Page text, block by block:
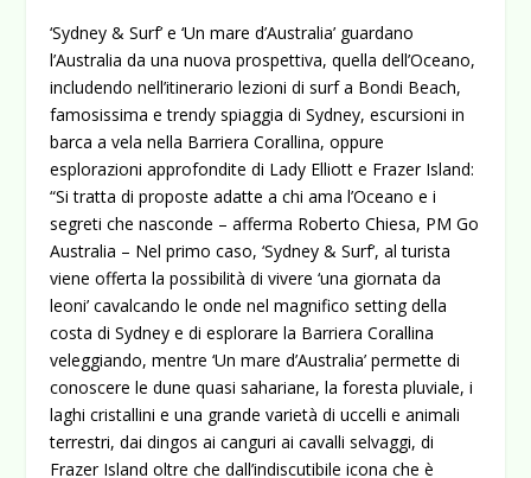
‘Sydney & Surf’ e ‘Un mare d’Australia’ guardano
l’Australia da una nuova prospettiva, quella dell’Oceano,
includendo nell’itinerario lezioni di surf a Bondi Beach,
famosissima e trendy spiaggia di Sydney, escursioni in
barca a vela nella Barriera Corallina, oppure
esplorazioni approfondite di Lady Elliott e Frazer Island:
“Si tratta di proposte adatte a chi ama l’Oceano e i
segreti che nasconde – afferma Roberto Chiesa, PM Go
Australia – Nel primo caso, ‘Sydney & Surf’, al turista
viene offerta la possibilità di vivere ‘una giornata da
leoni’ cavalcando le onde nel magnifico setting della
costa di Sydney e di esplorare la Barriera Corallina
veleggiando, mentre ‘Un mare d’Australia’ permette di
conoscere le dune quasi sahariane, la foresta pluviale, i
laghi cristallini e una grande varietà di uccelli e animali
terrestri, dai dingos ai canguri ai cavalli selvaggi, di
Frazer Island oltre che dall’indiscutibile icona che è